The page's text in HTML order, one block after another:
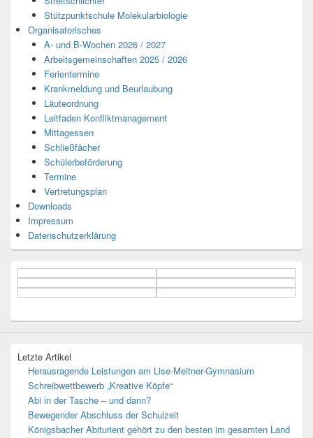
Stützpunktschule Molekularbiologie
Organisatorisches
A- und B-Wochen 2026 / 2027
Arbeitsgemeinschaften 2025 / 2026
Ferientermine
Krankmeldung und Beurlaubung
Läuteordnung
Leitfaden Konfliktmanagement
Mittagessen
Schließfächer
Schülerbeförderung
Termine
Vertretungsplan
Downloads
Impressum
Datenschutzerklärung
Letzte Artikel
Herausragende Leistungen am Lise-Meitner-Gymnasium
Schreibwettbewerb „Kreative Köpfe“
Abi in der Tasche – und dann?
Bewegender Abschluss der Schulzeit
Königsbacher Abiturient gehört zu den besten im gesamten Land